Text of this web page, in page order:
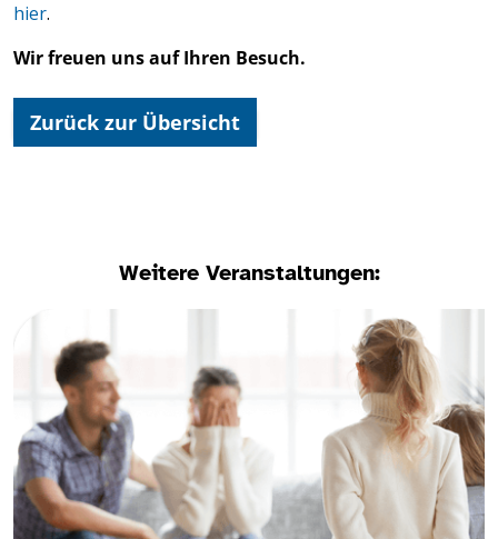
hier.
Wir freuen uns auf Ihren Besuch.
Zurück zur Übersicht
Weitere Veranstaltungen: